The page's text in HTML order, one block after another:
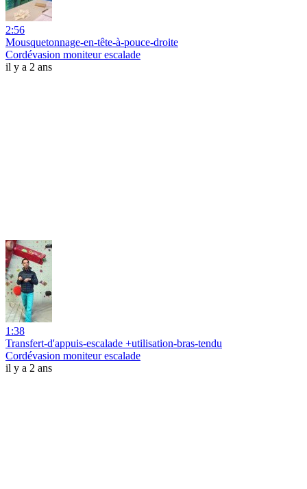
2:56
Mousquetonnage-en-tête-à-pouce-droite
Cordévasion moniteur escalade
il y a 2 ans
1:38
Transfert-d'appuis-escalade +utilisation-bras-tendu
Cordévasion moniteur escalade
il y a 2 ans